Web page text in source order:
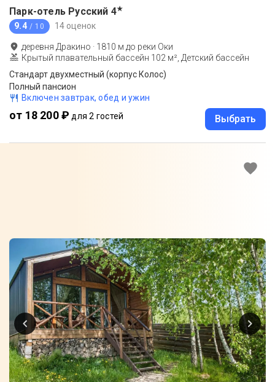
Парк-отель Русский 4★
9.4 / 10 14 оценок
деревня Дракино · 1810 м до реки Оки
Крытый плавательный бассейн 102 м², Детский бассейн
Стандарт двухместный (корпус Колос)
Полный пансион
Включен завтрак, обед и ужин
от 18 200 ₽ для 2 гостей Выбрать